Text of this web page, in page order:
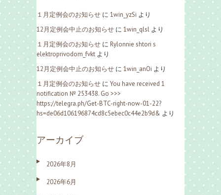
１月定例会のお知らせ に 1win_yzSi より
12月定例会中止のお知らせ に 1win_qlsl より
１月定例会のお知らせ に Rylonnie shtori s
elektroprivodom_fvkt より
12月定例会中止のお知らせ に 1win_anOi より
１月定例会のお知らせ に You have received 1
notification № 253438. Go >>>
https://telegra.ph/Get-BTC-right-now-01-22?
hs=de06d106196874cd8c5ebec0c44e2b9d& より
アーカイブ
2026年8月
2026年6月